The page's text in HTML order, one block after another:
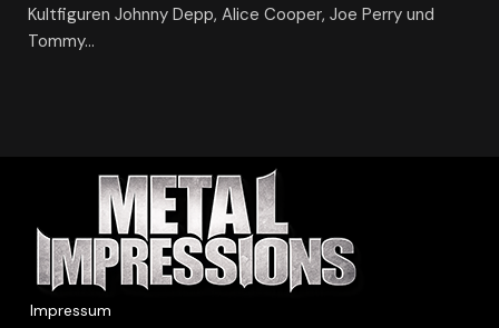
Kultfiguren Johnny Depp, Alice Cooper, Joe Perry und
Tommy…
Impressum